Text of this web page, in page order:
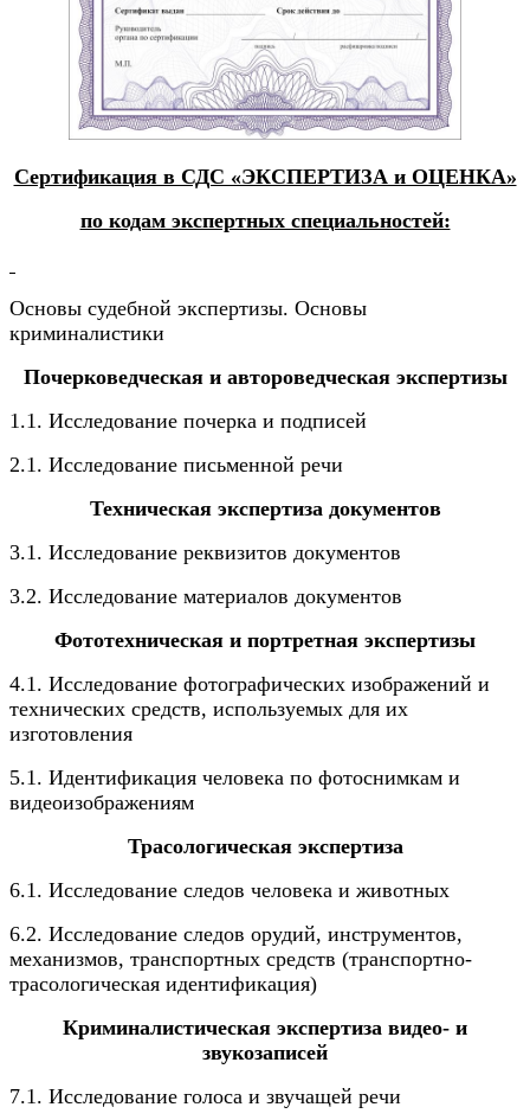
Сертификация в СДС «ЭКСПЕРТИЗА и ОЦЕНКА»
по кодам экспертных специальностей:
Основы судебной экспертизы. Основы
криминалистики
Почерковедческая и автороведческая экспертизы
1.1. Исследование почерка и подписей
2.1. Исследование письменной речи
Техническая экспертиза документов
3.1. Исследование реквизитов документов
3.2. Исследование материалов документов
Фототехническая и портретная экспертизы
4.1. Исследование фотографических изображений и
технических средств, используемых для их
изготовления
5.1. Идентификация человека по фотоснимкам и
видеоизображениям
Трасологическая экспертиза
6.1. Исследование следов человека и животных
6.2. Исследование следов орудий, инструментов,
механизмов, транспортных средств (транспортно-
трасологическая идентификация)
Криминалистическая экспертиза видео- и
звукозаписей
7.1. Исследование голоса и звучащей речи